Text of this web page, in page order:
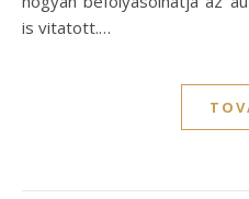
is vitatott.…